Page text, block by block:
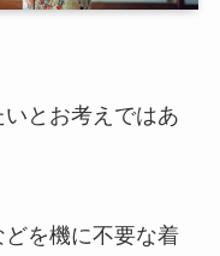
とお考えではあ
を機に不要な着